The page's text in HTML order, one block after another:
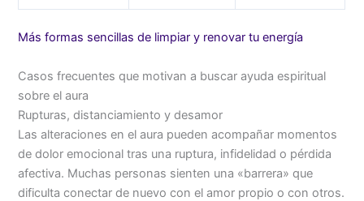
Más formas sencillas de limpiar y renovar tu energía
Casos frecuentes que motivan a buscar ayuda espiritual
sobre el aura
Rupturas, distanciamiento y desamor
Las alteraciones en el aura pueden acompañar momentos
de dolor emocional tras una ruptura, infidelidad o pérdida
afectiva. Muchas personas sienten una «barrera» que
dificulta conectar de nuevo con el amor propio o con otros.